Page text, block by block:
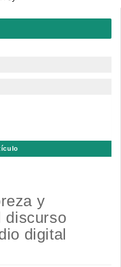
y
discurso
digital